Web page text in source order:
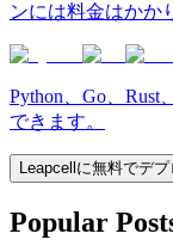
ンには料金はかか
Python、Go、Rust
できます。
Leapcellに無料でデプ
Popular